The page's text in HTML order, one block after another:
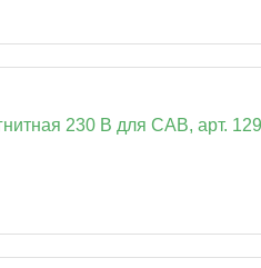
230 В для CAB, арт.